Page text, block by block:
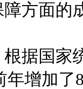
方面的
据国家
年增加了